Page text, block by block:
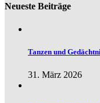
Neueste Beiträge
Tanzen und
31. März 2026